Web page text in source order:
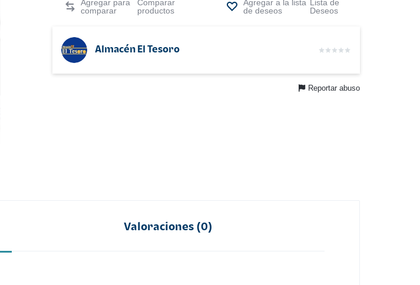
Comparar
productos
Lista de
Deseos
Almacén El Tesoro
Reportar abuso
Valoraciones (0)